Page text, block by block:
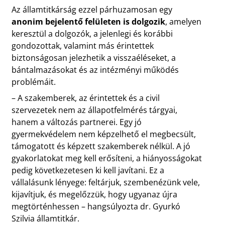
Az államtitkárság ezzel párhuzamosan egy
anonim bejelentő felületen is dolgozik, amelyen
keresztül a dolgozók, a jelenlegi és korábbi
gondozottak, valamint más érintettek
biztonságosan jelezhetik a visszaéléseket, a
bántalmazásokat és az intézményi működés
problémáit.
– A szakemberek, az érintettek és a civil
szervezetek nem az állapotfelmérés tárgyai,
hanem a változás partnerei. Egy jó
gyermekvédelem nem képzelhető el megbecsült,
támogatott és képzett szakemberek nélkül. A jó
gyakorlatokat meg kell erősíteni, a hiányosságokat
pedig következetesen ki kell javítani. Ez a
vállalásunk lényege: feltárjuk, szembenézünk vele,
kijavítjuk, és megelőzzük, hogy ugyanaz újra
megtörténhessen – hangsúlyozta dr. Gyurkó
Szilvia államtitkár.